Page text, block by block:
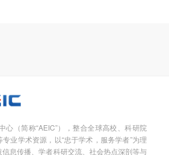
心（简称“AEIC”），整合全球高校、科研院
业学术资源，以“忠于学术，服务学者”为理
息传播、学者科研交流、社会热点深剖等与